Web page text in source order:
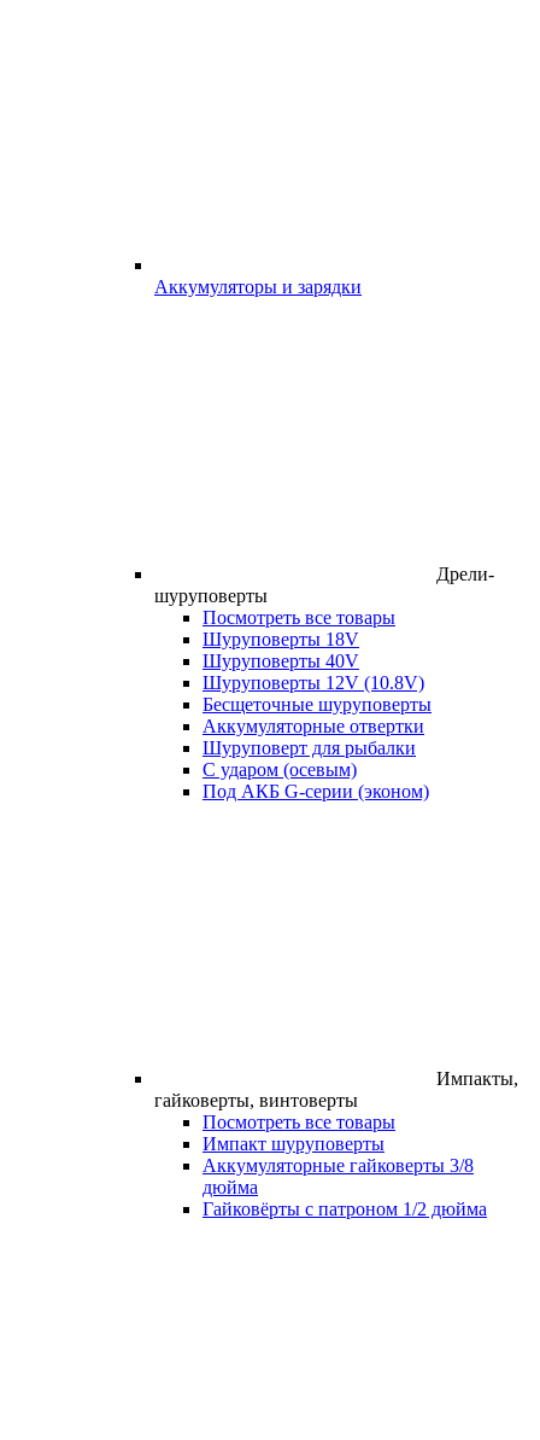
Аккумуляторы и зарядки
Дрели-
шуруповерты
Посмотреть все товары
Шуруповерты 18V
Шуруповерты 40V
Шуруповерты 12V (10.8V)
Бесщеточные шуруповерты
Аккумуляторные отвертки
Шуруповерт для рыбалки
С ударом (осевым)
Под АКБ G-серии (эконом)
Импакты,
гайковерты, винтоверты
Посмотреть все товары
Импакт шуруповерты
Аккумуляторные гайковерты 3/8
дюйма
Гайковёрты с патроном 1/2 дюйма